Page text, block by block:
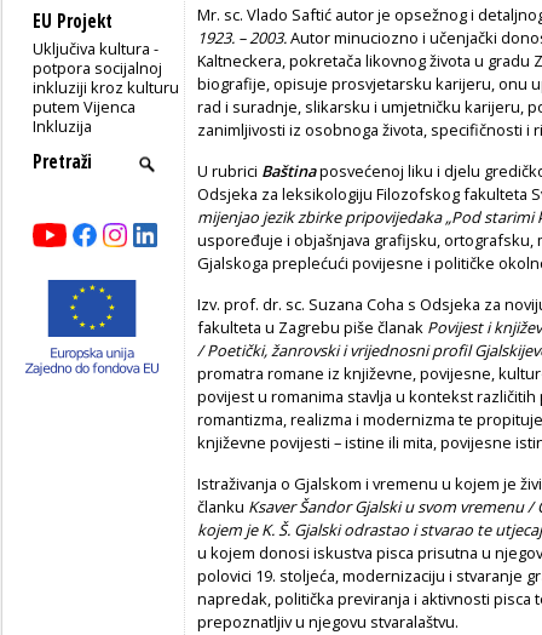
EU Projekt
Uključiva kultura -
potpora socijalnoj
inkluziji kroz kulturu
putem Vijenca
Inkluzija
Mr. sc. Vlado Saftić autor je opsežnog i
1923. – 2003.Autor minuciozno i učenjački
Kaltneckera, pokretača likovnog života u gradu
biografije, opisuje prosvjetarsku karijeru, onu
rad i suradnje, slikarsku i umjetničku karijeru,
zanimljivosti iz osobnoga života, specifičnosti i
U rubrici Baštinaposvećenoj liku i djelu
Odsjeka za leksikologiju Filozofskog fakulteta
mijenjao jezik zbirke pripovijedaka „Pod starimi
uspoređuje i objašnjava grafijsku,
Gjalskoga preplećući povijesne i političke
Izv. prof. dr. sc. Suzana Coha s Odsjeka za
fakulteta u Zagrebu piše članak Povijest i
/ Poetički, žanrovski i vrijednosni profil
promatra romane iz književne, povijesne,
povijest u romanima stavlja u kontekst
romantizma, realizma i modernizma te
književne povijesti – istine ili mita, povijesne
Istraživanja o Gjalskom i vremenu u kojem je
članku Ksaver Šandor Gjalski u svom vremenu
kojem je K. Š. Gjalski odrastao i stvarao te
u kojem donosi iskustva pisca prisutna u
polovici 19. stoljeća, modernizaciju i stvaranje
napredak, politička previranja i aktivnosti pisca
prepoznatljiv u njegovu stvaralaštvu.